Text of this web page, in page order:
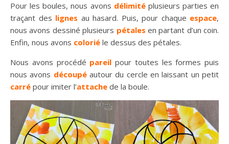
Pour les boules, nous avons délimité plusieurs parties en
traçant des lignes au hasard. Puis, pour chaque espace,
nous avons dessiné plusieurs pétales en partant d’un coin.
Enfin, nous avons colorié le dessus des pétales.
Nous avons procédé pareil pour toutes les formes puis
nous avons découpéautour du cercle en laissant un petit
carré pour imiter l’attache de la boule.